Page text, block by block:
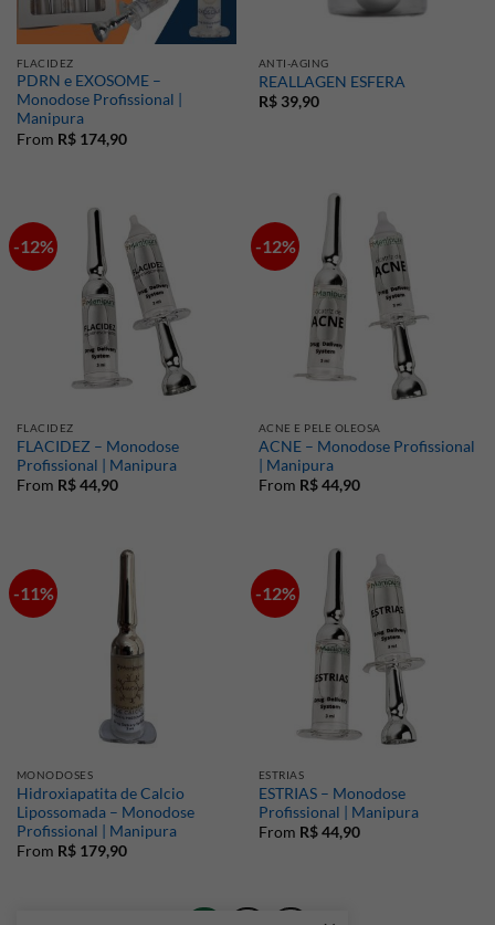
FLACIDEZ
PDRN e EXOSOME –
Monodose Profissional |
Manipura
From R$174,90
ANTI-AGING
REALLAGEN ESFERA
R$39,90
-12%
FLACIDEZ
FLACIDEZ – Monodose
Profissional | Manipura
From R$44,90
-12%
ACNE E PELE OLEOSA
ACNE – Monodose Profissional
| Manipura
From R$44,90
-11%
MONODOSES
Hidroxiapatita de Calcio
Lipossomada – Monodose
Profissional | Manipura
From R$179,90
-12%
ESTRIAS
ESTRIAS – Monodose
Profissional | Manipura
From R$44,90